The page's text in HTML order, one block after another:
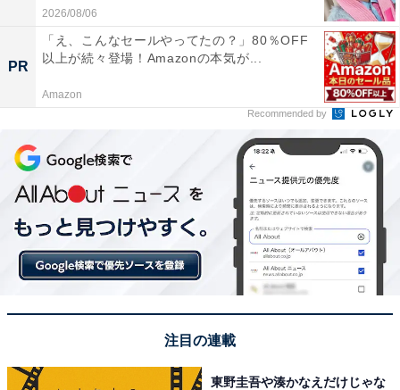
帯によって景色が変わり、特に夕暮れ時は絶景です。能
登を訪れる際には必ず立ち寄りたいスポットだと思いま
す」（20代男性／静岡県）、「眺めが良く海を感じられ
今ある時間を大切にしようと思えます」（40代女性／滋
賀県）、「夕暮れ時の千枚田は、海と空と棚田が織りな
す美しい景色が広がりきれいだから」（30代女性／北海
道）といった声が集まりました。
※回答者からのコメントは原文ママです
Amazonで実施中のセールを見る
2026/08/06
PR
「え、こんなセールやってたの？」80％OFF
以上が続々登場！Amazonの本気が...
Amazon
Recommended by
注目の連載
東野圭吾や湊かなえだけじゃな